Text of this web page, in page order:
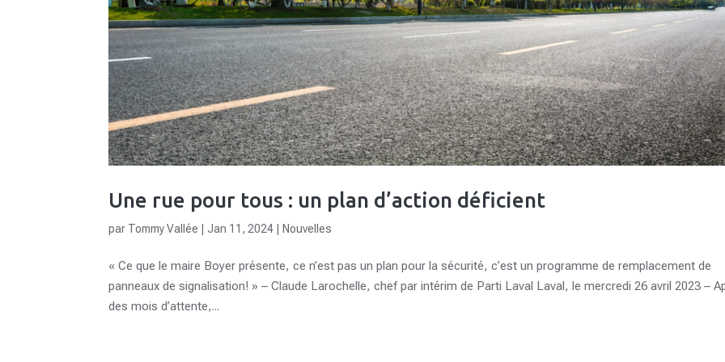
Une rue pour tous : un plan d’action déficient
par Tommy Vallée Jan 11, 2024 Nouvelles
« Ce que le maire Boyer présente, ce n’est pas un plan pour la sécurité, c’est un programme de remplacement de
panneaux de signalisation! » – Claude Larochelle, chef par intérim de Parti Laval Laval, le mercredi 26 avril 2023 –
des mois d’attente,...